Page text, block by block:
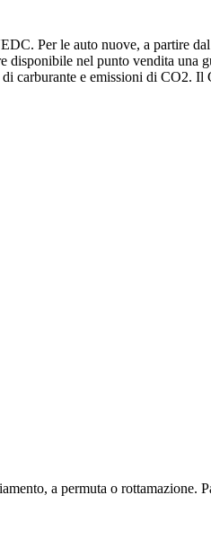
Per le auto nuove, a partire
nel punto vendita una
e emissioni di CO2. Il
a permuta o rottamazione.